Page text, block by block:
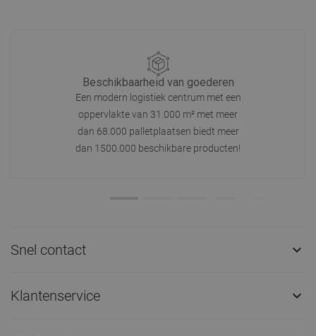
Beschikbaarheid van goederen
Een modern logistiek centrum met een
oppervlakte van 31.000 m² met meer
dan 68.000 palletplaatsen biedt meer
dan 1500.000 beschikbare producten!
Snel contact 
Klantenservice 